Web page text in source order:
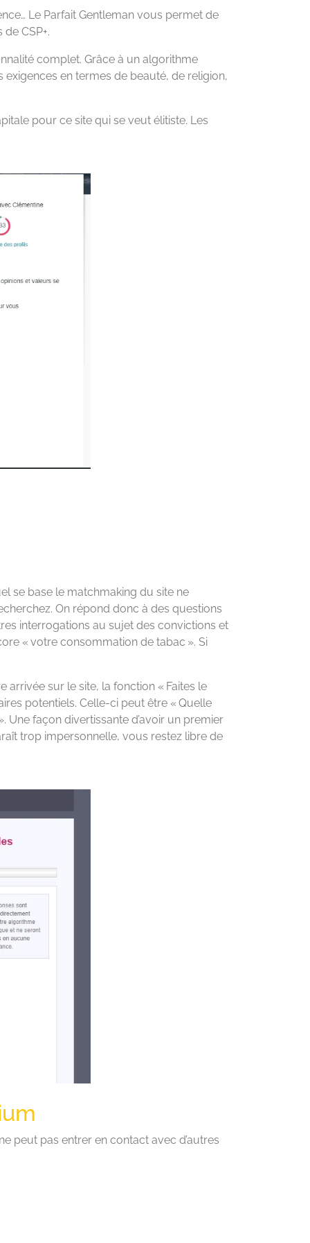
Le Parfait Gentleman vous permet de
CSP+.
complet. Grâce à un algorithme
en termes de beauté, de religion,
pour ce site qui se veut élitiste. Les
se base le matchmaking du site ne
On répond donc à des questions
interrogations au sujet des convictions et
« votre consommation de tabac ». Si
sur le site, la fonction « Faites le
potentiels. Celle-ci peut être « Quelle
Une façon divertissante d’avoir un premier
trop impersonnelle, vous restez libre de
peut pas entrer en contact avec d’autres